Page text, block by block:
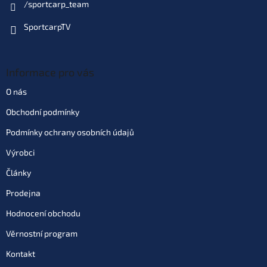
/sportcarp_team
SportcarpTV
Informace pro vás
O nás
Obchodní podmínky
Podmínky ochrany osobních údajů
Výrobci
Články
Prodejna
Hodnocení obchodu
Věrnostní program
Kontakt